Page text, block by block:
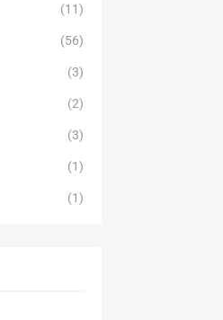
(11)
(56)
(3)
(2)
(3)
(1)
(1)